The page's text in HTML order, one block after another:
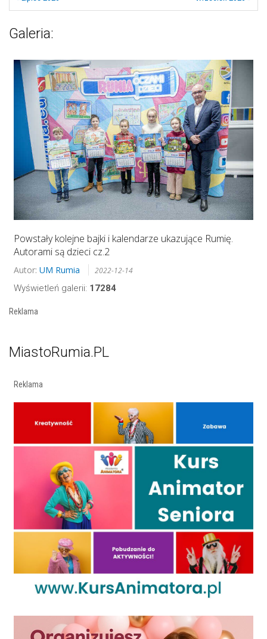
Galeria:
Powstały kolejne bajki i kalendarze ukazujące Rumię.
Autorami są dzieci cz.2
Autor: UM Rumia 2022-12-14
Wyświetleń galerii: 17284
Reklama
MiastoRumia.PL
Reklama